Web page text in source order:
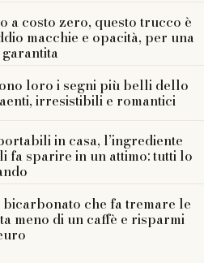
a costo zero, questo trucco è
macchie e opacità, per una
loro i segni più belli dello
irresistibili e romantici
in casa, l’ingrediente
fa sparire in un attimo: tutti lo
che fa tremare le
meno di un caffè e risparmi